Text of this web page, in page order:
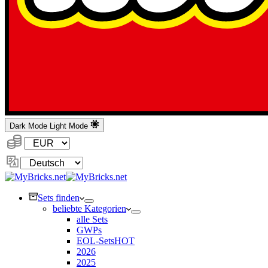
Dark Mode Light Mode
Währung:
Sprache
ändern
Sets finden
beliebte Kategorien
alle Sets
GWPs
EOL-SetsHOT
2026
2025